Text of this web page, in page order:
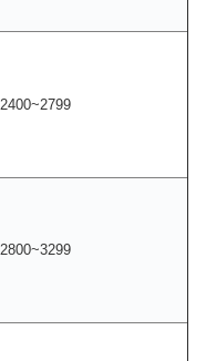
2400~2799
2800~3299